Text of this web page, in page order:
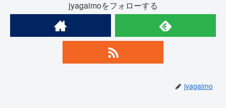
jyagaimoをフォローする
jyagaimo